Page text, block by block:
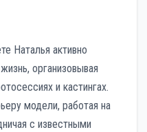
Наталья активно
организовывая
и кастингах.
модели, работая на
с известными